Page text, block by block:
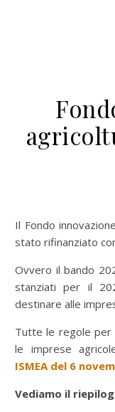
Il Fondo innovazione agricoltura, come da avviso ISMEA è
stato rifinanziato
Ovvero il bando
stanziati per il
destinare alle
Tutte le regole per
le imprese
ISMEA del 6
Vediamo il